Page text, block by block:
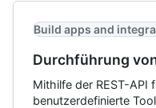
Build apps and
Durchführung
Mithilfe der REST-API
benutzerdefinierte